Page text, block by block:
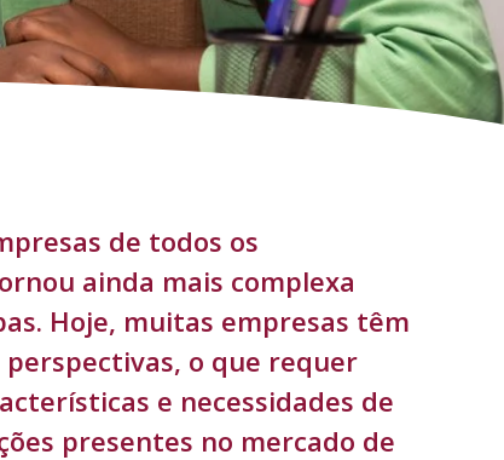
de todos os
ainda mais complexa
Hoje, muitas empresas têm
o que requer
e necessidades de
presentes no mercado de